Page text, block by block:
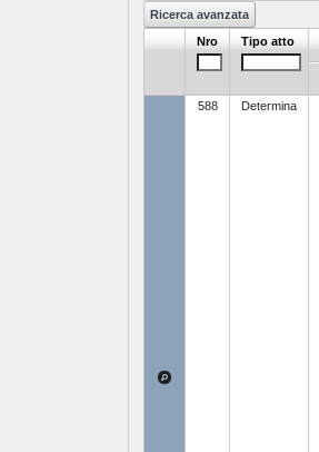
Nro Tipo atto
588 Determina